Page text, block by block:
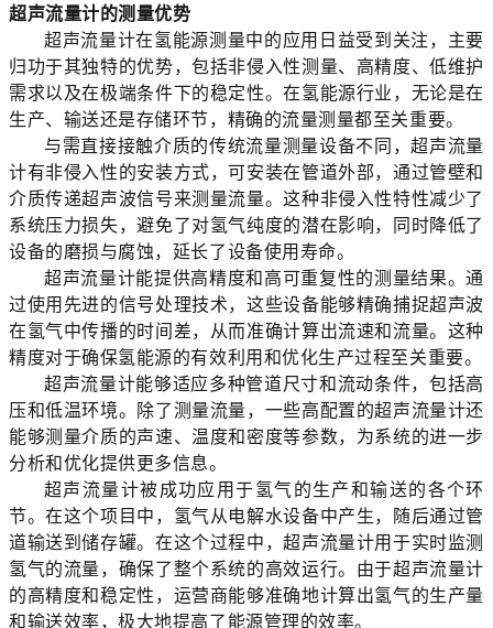
超声流量计的测量优势
超声流量计在氢能源测量中的应用日益受到关注，主要
归功于其独特的优势，包括非侵入性测量、高精度、低维护
需求以及在极端条件下的稳定性。在氢能源行业，无论是在
生产、输送还是存储环节，精确的流量测量都至关重要。
与需直接接触介质的传统流量测量设备不同，超声流量
计有非侵入性的安装方式，可安装在管道外部，通过管壁和
介质传递超声波信号来测量流量。这种非侵入性特性减少了
系统压力损失，避免了对氢气纯度的潜在影响，同时降低了
设备的磨损与腐蚀，延长了设备使用寿命。
超声流量计能提供高精度和高可重复性的测量结果。通
过使用先进的信号处理技术，这些设备能够精确捕捉超声波
在氢气中传播的时间差，从而准确计算出流速和流量。这种
精度对于确保氢能源的有效利用和优化生产过程至关重要。
超声流量计能够适应多种管道尺寸和流动条件，包括高
压和低温环境。除了测量流量，一些高配置的超声流量计还
能够测量介质的声速、温度和密度等参数，为系统的进一步
分析和优化提供更多信息。
超声流量计被成功应用于氢气的生产和输送的各个环
节。在这个项目中，氢气从电解水设备中产生，随后通过管
道输送到储存罐。在这个过程中，超声流量计用于实时监测
氢气的流量，确保了整个系统的高效运行。由于超声流量计
的高精度和稳定性，运营商能够准确地计算出氢气的生产量
和输送效率，极大地提高了能源管理的效率。